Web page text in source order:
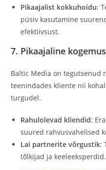
Pikaajalist kokkuhoidu:
püsiv kasutamine
efektiivsust.
7. Pikaajaline
Baltic Media on tegutsenud
teenindades kliente nii
turgudel.
Rahulolevad kliendid:
suured rahvusvahelised
Lai partnerite võrgustik:
tõlkijad ja keeleeksperdid.